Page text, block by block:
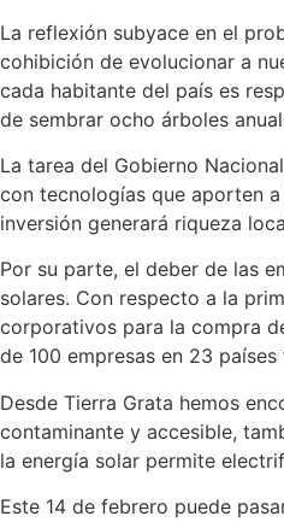
La reflexión subyace en el
cohibición de evolucionar a
cada habitante del país es
de sembrar ocho árboles
La tarea del Gobierno
con tecnologías que aporten
inversión generará riqueza
Por su parte, el deber de las
solares. Con respecto a la
corporativos para la compra
de 100 empresas en 23
Desde Tierra Grata hemos
contaminante y accesible,
la energía solar permite
Este 14 de febrero puede